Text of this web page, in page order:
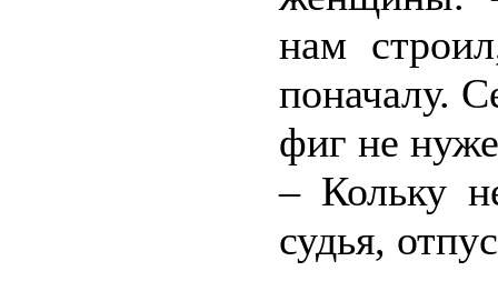
нам
поначалу.
фиг не
– Кольку
судья,